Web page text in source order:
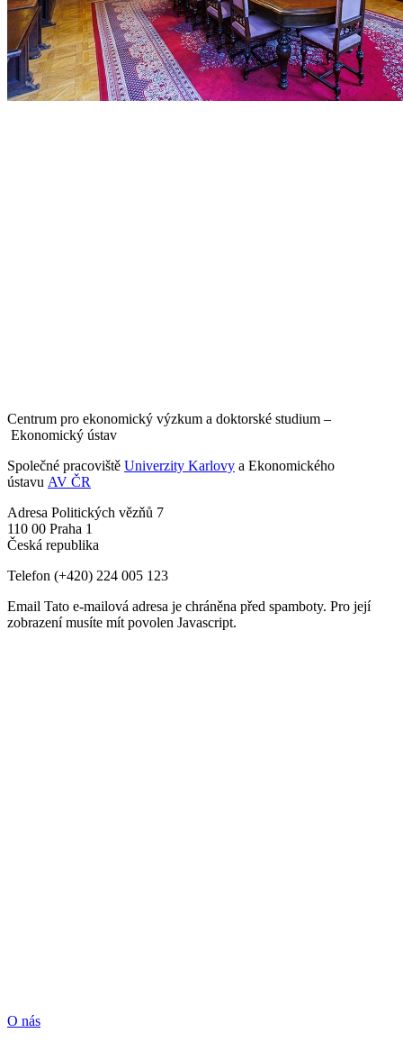
Centrum pro ekonomický výzkum a doktorské studium –
Ekonomický ústav
Společné pracoviště Univerzity Karlovy a Ekonomického
ústavu AV ČR
Adresa Politických vězňů 7
110 00 Praha 1
Česká republika
Telefon (+420) 224 005 123
Email Tato e-mailová adresa je chráněna před spamboty. Pro její
zobrazení musíte mít povolen Javascript.
O nás